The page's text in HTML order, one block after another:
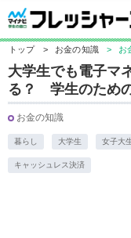
トップ > お金の知識 > お
大学生でも電子マ
る？ 学生のため
お金の知識
暮らし 大学生 女子大
キャッシュレス決済